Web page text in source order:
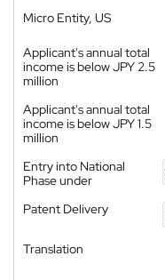
Micro Entity, US
Applicant's annual total
income is below JPY 2.5
million
Applicant's annual total
income is below JPY 1.5
million
Entry into National
Phase under
Patent Delivery
Translation